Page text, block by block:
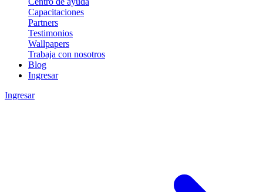
Capacitaciones
Partners
Testimonios
Wallpapers
Trabaja con nosotros
Blog
Ingresar
Ingresar